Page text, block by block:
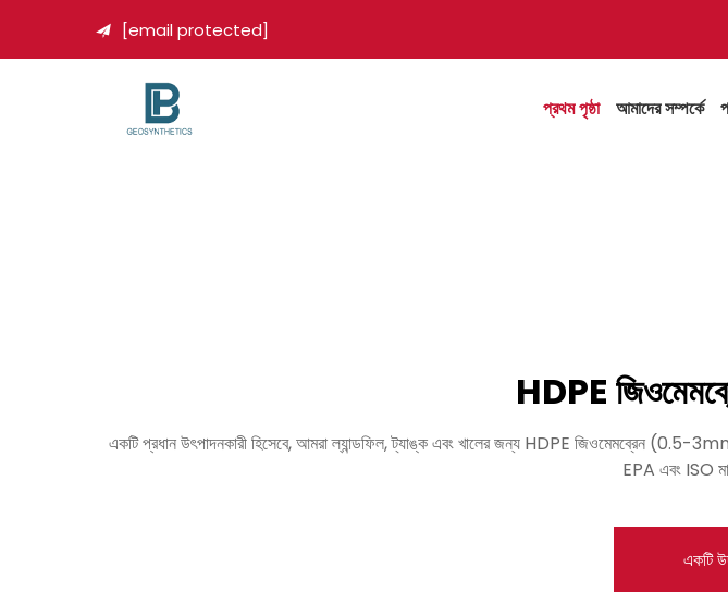
 [email protected]
প্রথম পৃষ্ঠা আমাদের সম্পর্কে
HDPE
একটি প্রধান উৎপাদনকারী হিসেবে, আমরা ল্যান্ডফিল, ট্যাঙ্ক এবং খালের জন্য HDPE জিওমেমব্রেন (0.5-
EPA এবং ISO
একটি